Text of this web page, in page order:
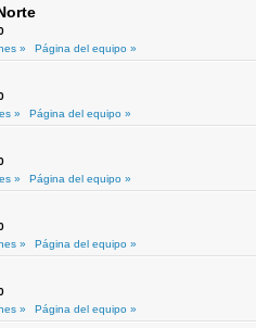
»
Página del equipo »
»
Página del equipo »
»
Página del equipo »
»
Página del equipo »
»
Página del equipo »